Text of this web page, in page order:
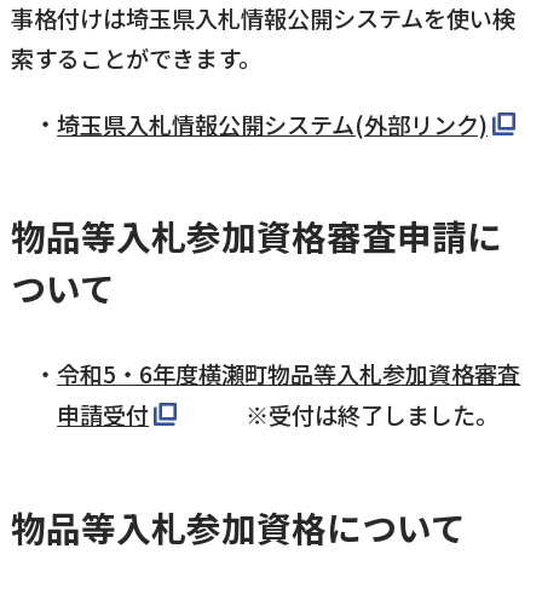
事格付けは埼玉県入札情報公開システムを使い検
索することができます。
埼玉県入札情報公開システム(外部リンク)
物品等入札参加資格審査申請に
ついて
令和5・6年度横瀬町物品等入札参加資格審査
申請受付
※受付は終了しました。
物品等入札参加資格について